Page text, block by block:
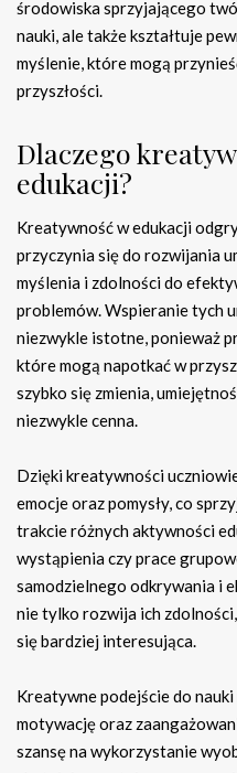
środowiska sprzyjającego
nauki, ale także kształtuje
myślenie, które mogą
przyszłości.
Dlaczego
edukacji?
Kreatywność w edukacji
przyczynia się do rozwijania
myślenia i zdolności do
problemów. Wspieranie tych
niezwykle istotne, ponieważ
które mogą napotkać w
szybko się zmienia,
niezwykle cenna.
Dzięki kreatywności
emocje oraz pomysły, co
trakcie różnych aktywności
wystąpienia czy prace
samodzielnego odkrywania i
nie tylko rozwija ich
się bardziej interesująca.
Kreatywne podejście do
motywację oraz
szansę na wykorzystanie